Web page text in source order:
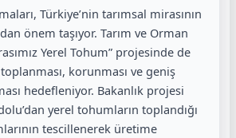
Türkiye’nin tarımsal mirasının
önem taşıyor. Tarım ve Orman
Yerel Tohum” projesinde de
korunması ve geniş
hedefleniyor. Bakanlık projesi
yerel tohumların toplandığı
tescillenerek üretime